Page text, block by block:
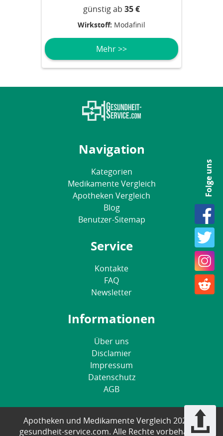
günstig ab 35 €
Wirkstoff: Modafinil
Mehr >>
Navigation
Kategorien
Medikamente Vergleich
Apotheken Vergleich
Blog
Benutzer-Sitemap
Service
Kontakte
FAQ
Newsletter
Informationen
Über uns
Disclamier
Impressum
Datenschutz
AGB
Folge uns
Apotheken und Medikamente Vergleich 2025 ©
gesundheit-service.com. Alle Rechte vorbehalten.